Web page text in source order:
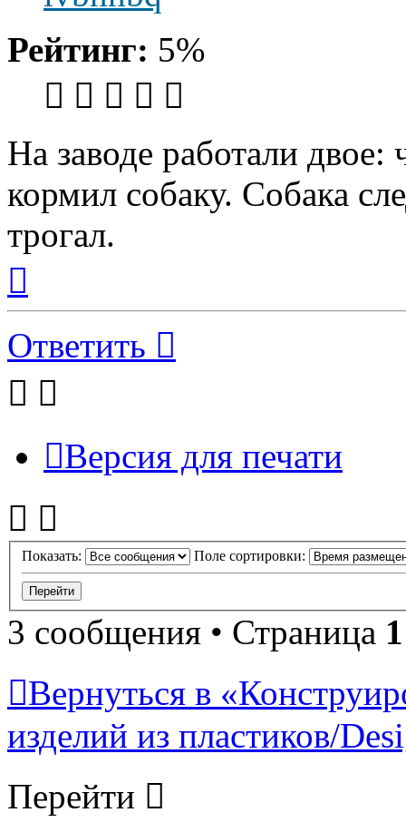
Рейтинг: 5%
На заводе работали двое:
кормил собаку. Собака
трогал.
началу
Ответить
Версия для печати
Показать: Поле сортировки:
3 сообщения • Страница 1
Вернуться в
изделий из пластиков/
Перейти